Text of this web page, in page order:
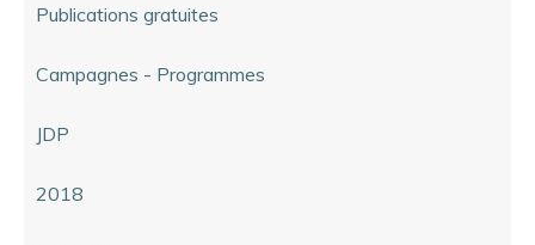
Publications gratuites
Campagnes - Programmes
JDP
2018